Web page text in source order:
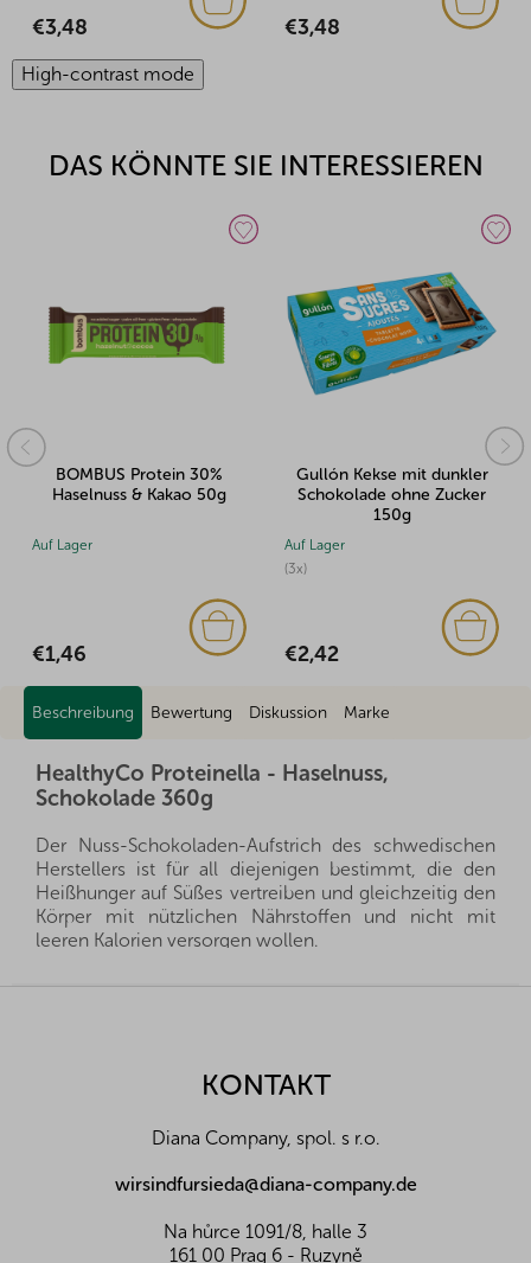
€3,48 €3,48
High-contrast mode
DAS KÖNNTE SIE INTERESSIEREN
BOMBUS Protein 30%
Haselnuss & Kakao 50g
Auf Lager
€1,46
Gullón Kekse mit dunkler
Schokolade ohne Zucker
150g
(3x)
Auf Lager
€2,42
Beschreibung Bewertung Diskussion Marke
HealthyCo Proteinella - Haselnuss,
Schokolade 360g
Der Nuss-Schokoladen-Aufstrich des schwedischen
Herstellers ist für all diejenigen bestimmt, die den
Heißhunger auf Süßes vertreiben und gleichzeitig den
Körper mit nützlichen Nährstoffen und nicht mit
leeren Kalorien versorgen wollen.
Proteinella ist mit Eiweiß (Molkenproteinisolat)
alkoholischer Zucker, dessen Kalorienwert etwa 70 %
niedriger ist als der von normalem Zucker. Ein
bedeutender Vorteil von Maltitol ist, dass es nur einen
halb so hohen glykämischen Index wie Saccharose
(normaler Zucker) hat, was bedeutet, dass es den
Blutzuckerspiegel nicht wie normaler Zucker erhöht.
KONTAKT
Diana Company, spol. s r.o.
wirsindfursieda@diana-company.de
Na hůrce 1091/8, halle 3
161 00 Prag 6 - Ruzyně